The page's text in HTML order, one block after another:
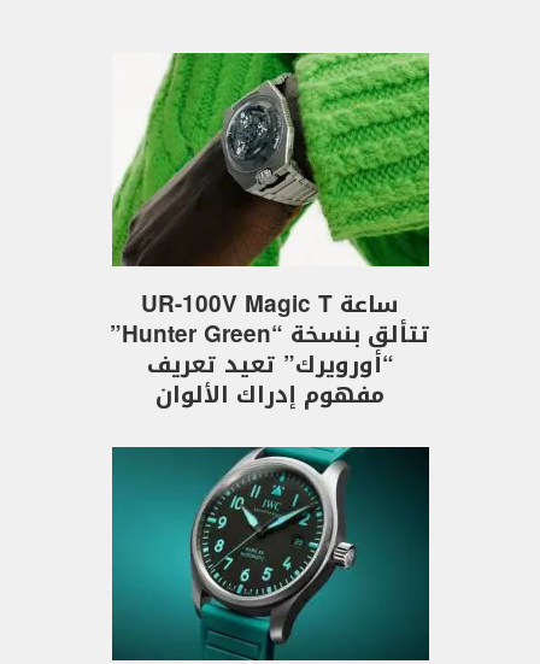
ساعة UR-100V Magic T
تتألق بنسخة “Hunter Green”
“أورويرك” تعيد تعريف
مفهوم إدراك الألوان